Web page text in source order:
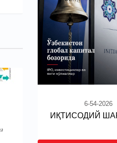
6-54-2026
ИҚТИСОДИЙ